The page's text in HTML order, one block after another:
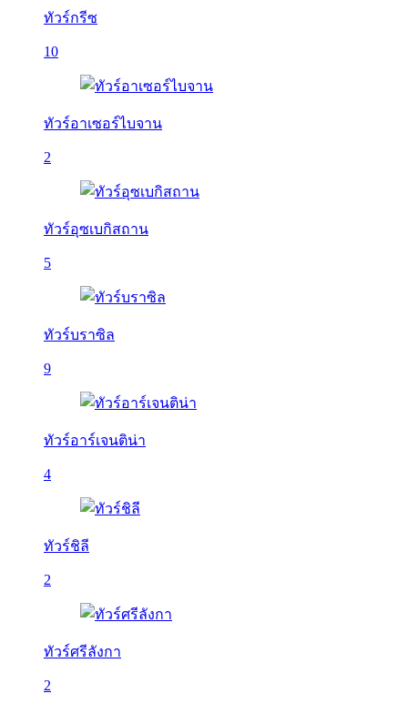
ทัวร์กรีซ
10
ทัวร์อาเซอร์ไบจาน
2
ทัวร์อุซเบกิสถาน
5
ทัวร์บราซิล
9
ทัวร์อาร์เจนติน่า
4
ทัวร์ชิลี
2
ทัวร์ศรีลังกา
2